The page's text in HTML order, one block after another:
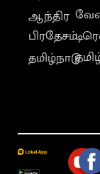
ஆந்திர
பிரதேசம்
தமிழ்நாடு